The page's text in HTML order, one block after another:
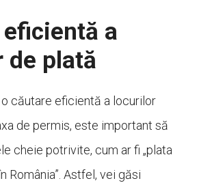
a
de plată
căutare eficientă a locurilor
de permis, este important să
cheie potrivite, cum ar fi „plata
România”. Astfel, vei găsi